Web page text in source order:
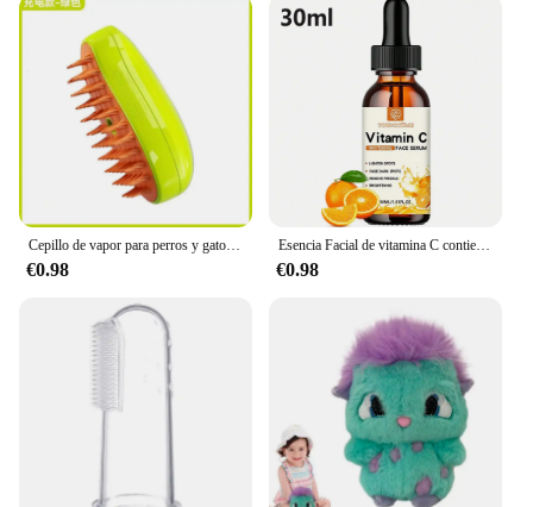
Cepillo de vapor para perros y gatos, pulverizador eléctrico para masaje, herramienta de aseo para mascotas, 3 en 1 espray eléctrico, peines de masaje
€0.98
Esencia Facial de vitamina C contiene ácido hialurónico, eliminador de manchas oscuras, reparación hidratante, esencia antienvejecimiento, cuidado de la piel Facial, 30ml
€0.98